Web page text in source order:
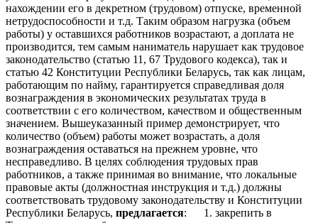
нахождении его в декретном (трудовом) отпуске, временной
нетрудоспособности и т.д. Таким образом нагрузка (объем
работы) у оставшихся работников возрастают, а доплата не
производится, тем самым наниматель нарушает как трудовое
законодательство (статью 11, 67 Трудового кодекса), так и
статью 42 Конституции Республики Беларусь, так как лицам,
работающим по найму, гарантируется справедливая доля
вознаграждения в экономических результатах труда в
соответствии с его количеством, качеством и общественным
значением. Вышеуказанный пример демонстрирует, что
количество (объем) работы может возрастать, а доля
вознаграждения оставаться на прежнем уровне, что
несправедливо. В целях соблюдения трудовых прав
работников, а также принимая во внимание, что локальные
правовые акты (должностная инструкция и т.д.) должны
соответствовать трудовому законодательству и Конституции
Республики Беларусь, предлагается: 1. закрепить в